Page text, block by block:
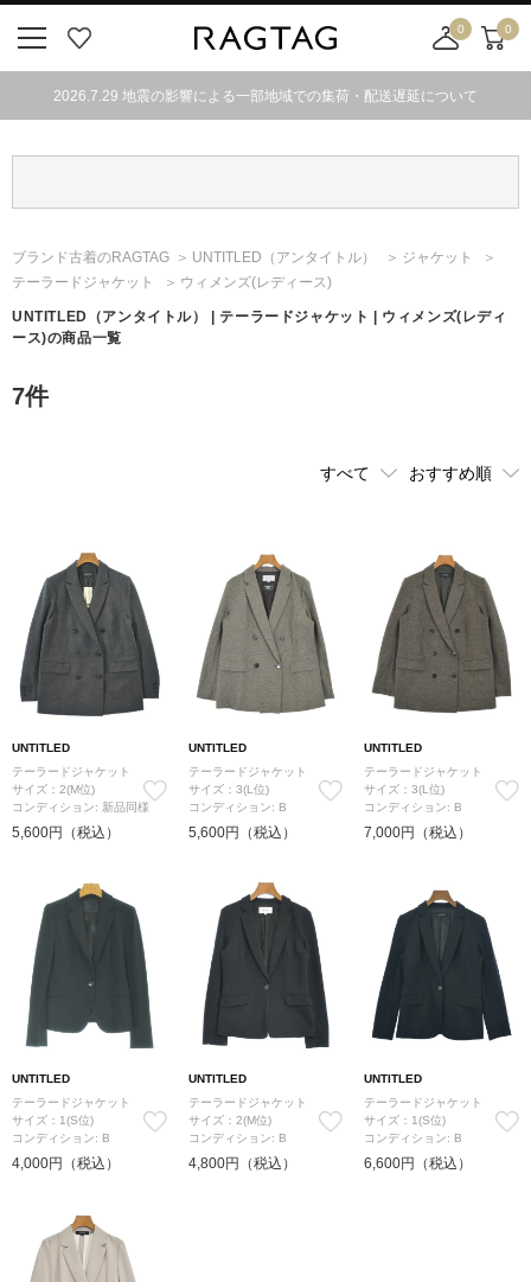
気
0
舗
カ
ト
0
2026.7.29 地震の影響による一部地域での集荷・配送遅延について
ブランド古着のRAGTAG UNTITLED （アンタイトル）
ジャケット
テーラードジャケット
ウィメンズ(レディース)
UNTITLED （アンタイトル）
| テーラードジャケット | ウィメンズ(レディ
ース)の商品一覧
7件
UNTITLED
テーラードジャケット
サイズ：2(M位)
コンディション: 新品同様
5,600円（税込）
UNTITLED
テーラードジャケット
サイズ：3(L位)
コンディション: B
5,600円（税込）
UNTITLED
テーラードジャケット
サイズ：3(L位)
コンディション: B
7,000円（税込）
UNTITLED
テーラードジャケット
サイズ：1(S位)
コンディション: B
4,000円（税込）
UNTITLED
テーラードジャケット
サイズ：2(M位)
コンディション: B
4,800円（税込）
UNTITLED
テーラードジャケット
サイズ：1(S位)
コンディション: B
6,600円（税込）